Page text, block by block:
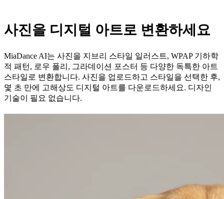
사진을 디지털 아트로 변환하세요
MiaDance AI는 사진을 지브리 스타일 일러스트, WPAP 기하학
적 패턴, 로우 폴리, 그라데이션 포스터 등 다양한 독특한 아트
스타일로 변환합니다. 사진을 업로드하고 스타일을 선택한 후,
몇 초 만에 고해상도 디지털 아트를 다운로드하세요. 디자인
기술이 필요 없습니다.